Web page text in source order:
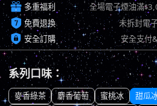
 多重福利 全場電子煙油滿$
 免費退換 未拆封電
 安全訂購 安全支付
系列口味：
麥香綠茶 麝香葡萄 蜜桃冰 甜瓜